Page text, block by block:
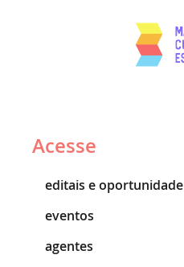
Acesse
editais e oportunidade
eventos
agentes